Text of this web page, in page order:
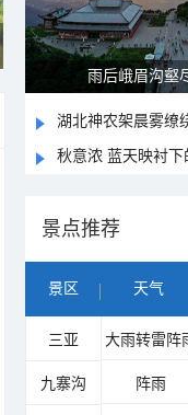
雨后峨眉沟壑
湖北神农架晨雾缭
秋意浓 蓝天映衬下
景点推荐
景区 天气
三亚 大雨转雷阵
九寨沟 阵雨